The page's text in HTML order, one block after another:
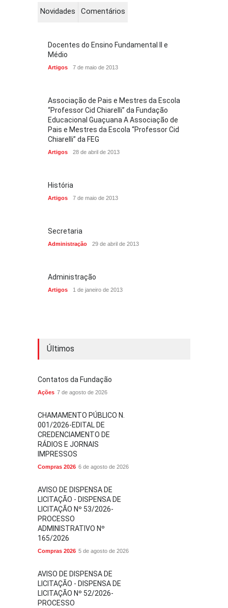
Novidades Comentários
Docentes do Ensino Fundamental II e
Médio
Artigos 7 de maio de 2013
Associação de Pais e Mestres da Escola
“Professor Cid Chiarelli” da Fundação
Educacional Guaçuana A Associação de
Pais e Mestres da Escola “Professor Cid
Chiarelli” da FEG
Artigos 28 de abril de 2013
História
Artigos 7 de maio de 2013
Secretaria
Administração 29 de abril de 2013
Administração
Artigos 1 de janeiro de 2013
Últimos
Contatos da Fundação
Ações 7 de agosto de 2026
CHAMAMENTO PÚBLICO N.
001/2026-EDITAL DE
CREDENCIAMENTO DE
RÁDIOS E JORNAIS
IMPRESSOS
Compras 2026 6 de agosto de 2026
AVISO DE DISPENSA DE
LICITAÇÃO - DISPENSA DE
LICITAÇÃO Nº 53/2026-
PROCESSO
ADMINISTRATIVO Nº
165/2026
Compras 2026 5 de agosto de 2026
AVISO DE DISPENSA DE
LICITAÇÃO - DISPENSA DE
LICITAÇÃO Nº 52/2026-
PROCESSO